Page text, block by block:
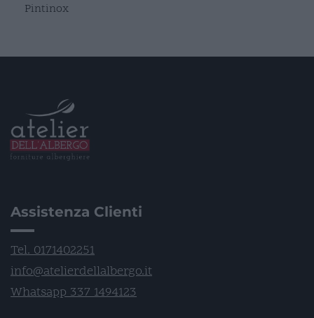
Pintinox
Assistenza Clienti
Tel. 0171402251
info@atelierdellalbergo.it
Whatsapp 337 1494123